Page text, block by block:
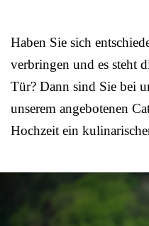
Haben Sie sich
verbringen und es steht
Tür? Dann sind Sie bei
unserem angebotenen
Hochzeit ein